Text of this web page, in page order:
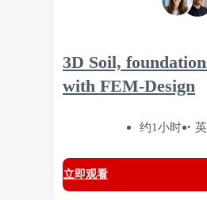
3D Soil,
with FEM-Design
约1小时
立即观看